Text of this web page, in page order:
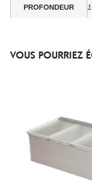
PROFONDEUR
VOUS POURRIEZ